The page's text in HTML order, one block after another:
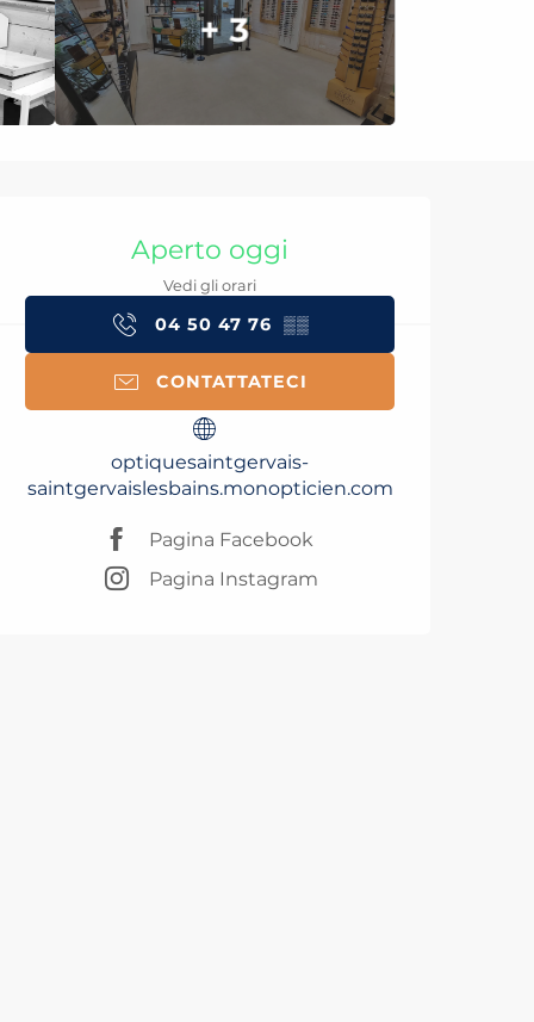
+ 3
e contatti
Aperto oggi
Vedi gli orari
04 50 47 76 ▒▒
CONTATTATECI
optiquesaintgervais-
saintgervaislesbains.monopticien.com
Pagina Facebook
Pagina Instagram